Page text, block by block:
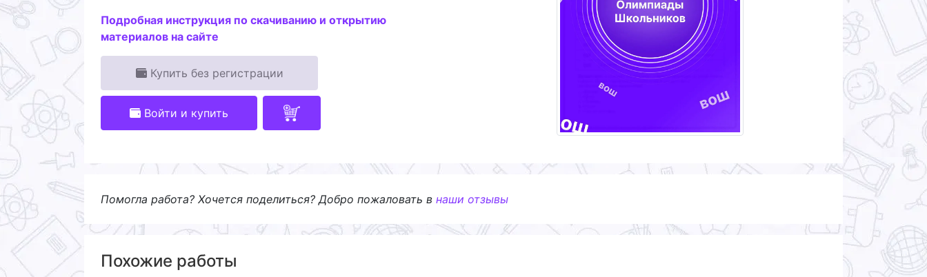
Подробная инструкция по скачиванию и открытию
материалов на сайте
Купить без регистрации
Войти и купить
Помогла работа? Хочется поделиться? Добро пожаловать в наши отзывы
Похожие работы